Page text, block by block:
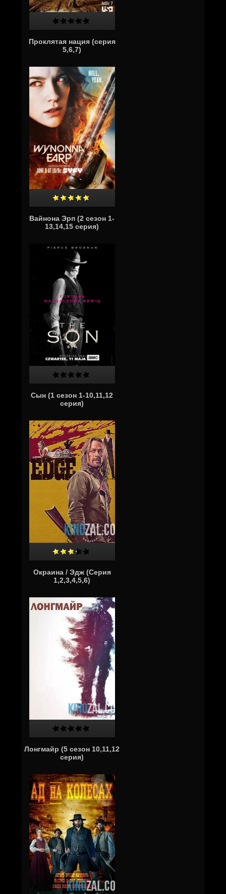
Проклятая нация (серия
5,6,7)
Вайнона Эрп (2 сезон 1-
13,14,15 серия)
Сын (1 сезон 1-10,11,12
серия)
Окраина / Эдж (Серия
1,2,3,4,5,6)
Лонгмайр (5 сезон 10,11,12
серия)